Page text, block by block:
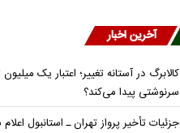
آخرین اخبار
کالابرگ در آستانه تغییر؛ اعتبار یک
سرنوشتی پیدا می‌کند؟
جزئیات تأخیر پرواز تهران ـ استانبول